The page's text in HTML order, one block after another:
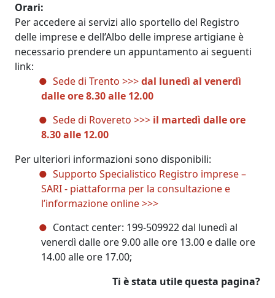
Orari
Per accedere ai servizi allo sportello del Registro
delle imprese e dell’Albo delle imprese artigiane è
necessario prendere un appuntamento ai seguenti
link:
Sede di Trento >>> dal lunedì al venerdì
dalle ore 8.30 alle 12.00
Sede di Rovereto >>> il martedì dalle ore
8.30 alle 12.00
Per ulteriori informazioni sono disponibili:
Supporto Specialistico Registro imprese –
SARI - piattaforma per la consultazione e
l’informazione online >>>
Contact center: 199-509922 dal lunedì al
venerdì dalle ore 9.00 alle ore 13.00 e dalle ore
14.00 alle ore 17.00;
Ti è stata utile questa pagina?